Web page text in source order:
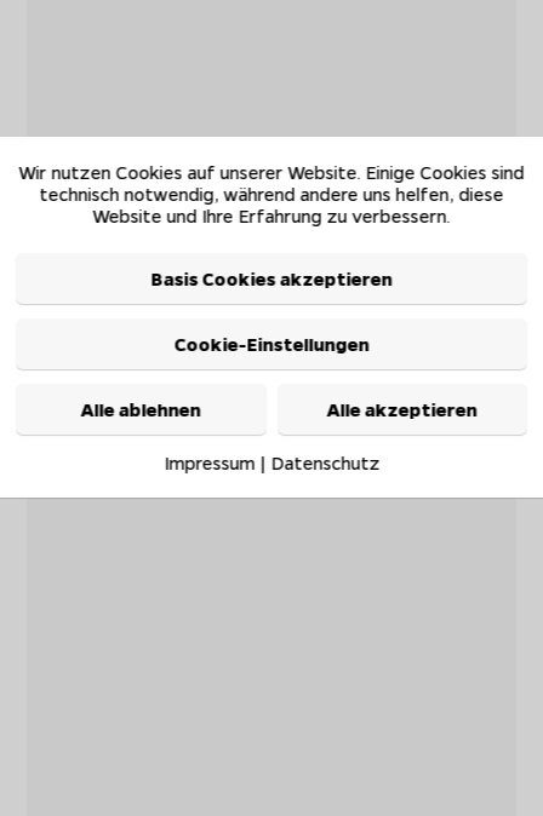
Wir nutzen Cookies auf unserer Website. Einige Cookies sind
technisch notwendig, während andere uns helfen, diese
Website und Ihre Erfahrung zu verbessern.
Basis Cookies akzeptieren
Cookie-Einstellungen
Alle ablehnen Alle akzeptieren
Impressum| Datenschutz